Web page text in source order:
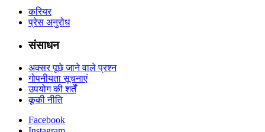
करियर
प्रेस अनुरोध
संसाधन
अक्सर पूछे जाने वाले प्रश्न
गोपनीयता सूचनाएं
उपयोग की शर्तें
कूकी नीति
Facebook